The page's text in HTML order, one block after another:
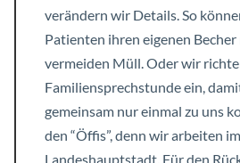
verändern wir Details. So
Patienten ihren eigenen
vermeiden Müll. Oder wir
Familiensprechstunde ein,
gemeinsam nur einmal zu uns
den “Öffis”, denn wir arbeiten
Landeshauptstadt. Für den